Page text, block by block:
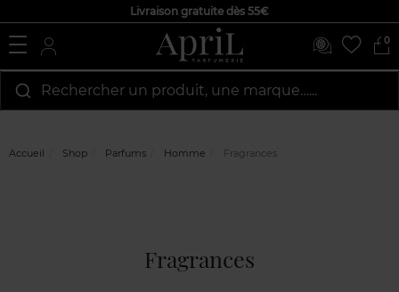
Livraison gratuite dès 55€
0
Rechercher un produit, une marque…...
Accueil Shop Parfums Homme Fragrances
Fragrances